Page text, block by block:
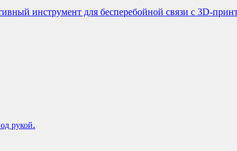
инструмент для бесперебойной связи с 3D-
рукой.